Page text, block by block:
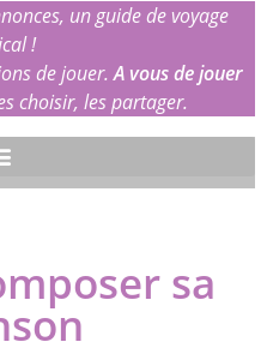
un guide de voyage
!
de jouer.A vous de jouer
choisir, les partager.
sa